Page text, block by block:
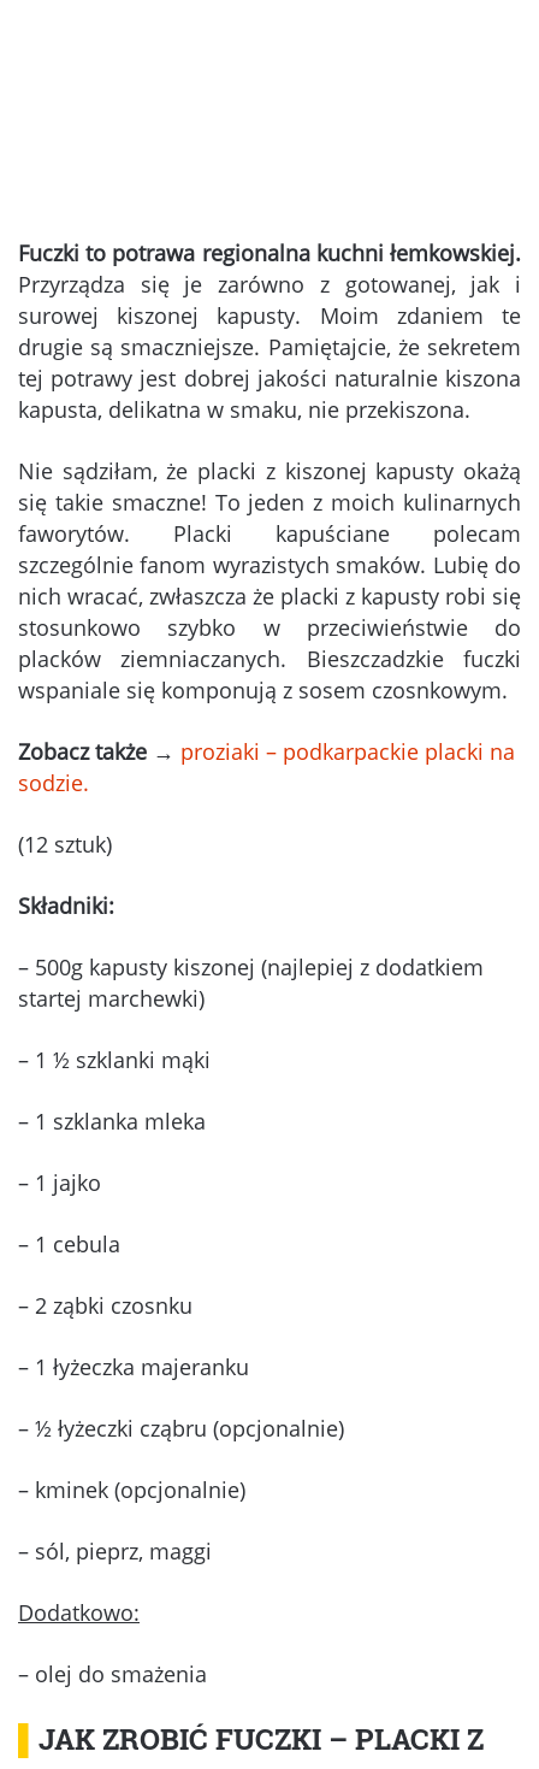
Fuczki to potrawa regionalna kuchni łemkowskiej.
Przyrządza się je zarówno z gotowanej, jak i
surowej kiszonej kapusty. Moim zdaniem te
drugie są smaczniejsze. Pamiętajcie, że sekretem
tej potrawy jest dobrej jakości naturalnie kiszona
kapusta, delikatna w smaku, nie przekiszona.
Nie sądziłam, że placki z kiszonej kapusty okażą
się takie smaczne! To jeden z moich kulinarnych
faworytów. Placki kapuściane polecam
szczególnie fanom wyrazistych smaków. Lubię do
nich wracać, zwłaszcza że placki z kapusty robi się
stosunkowo szybko w przeciwieństwie do
placków ziemniaczanych. Bieszczadzkie fuczki
wspaniale się komponują z sosem czosnkowym.
Zobacz także → proziaki – podkarpackie placki na
sodzie.
(12 sztuk)
Składniki:
– 500g kapusty kiszonej (najlepiej z dodatkiem
startej marchewki)
– 1 ½ szklanki mąki
– 1 szklanka mleka
– 1 jajko
– 1 cebula
– 2 ząbki czosnku
– 1 łyżeczka majeranku
– ½ łyżeczki cząbru (opcjonalnie)
– kminek (opcjonalnie)
– sól, pieprz, maggi
Dodatkowo:
– olej do smażenia
JAK ZROBIĆ FUCZKI – PLACKI Z